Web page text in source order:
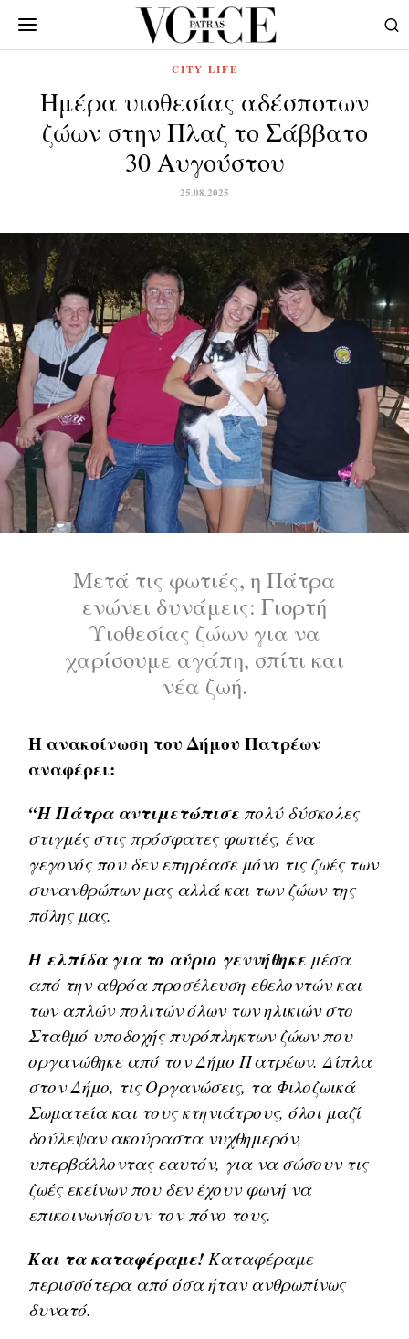
CITY LIFE
Ημέρα υιοθεσίας αδέσποτων
ζώων στην Πλαζ το Σάββατο
30 Αυγούστου
25.08.2025
Μετά τις φωτιές, η Πάτρα
ενώνει δυνάμεις: Γιορτή
Υιοθεσίας ζώων για να
χαρίσουμε αγάπη, σπίτι και
νέα ζωή.
Η ανακοίνωση του Δήμου Πατρέων
αναφέρει:
“Η Πάτρα αντιμετώπισε πολύ δύσκολες
στιγμές στις πρόσφατες φωτιές, ένα
γεγονός που δεν επηρέασε μόνο τις ζωές των
συνανθρώπων μας αλλά και των ζώων της
πόλης μας.
Η ελπίδα για το αύριο γεννήθηκε μέσα
από την αθρόα προσέλευση εθελοντών και
των απλών πολιτών όλων των ηλικιών στο
Σταθμό υποδοχής πυρόπληκτων ζώων που
οργανώθηκε από τον Δήμο Πατρέων. Δίπλα
στον Δήμο, τις Οργανώσεις, τα Φιλοζωικά
Σωματεία και τους κτηνιάτρους, όλοι μαζί
δούλεψαν ακούραστα νυχθημερόν,
υπερβάλλοντας εαυτόν, για να σώσουν τις
ζωές εκείνων που δεν έχουν φωνή να
επικοινωνήσουν τον πόνο τους.
Και τα καταφέραμε! Καταφέραμε
περισσότερα από όσα ήταν ανθρωπίνως
δυνατό.